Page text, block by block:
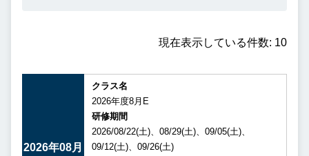
現在表示している件数: 10
2026年08月
クラス名
2026年度8月E
研修期間
2026/08/22(土)、08/29(土)、09/05(土)、
09/12(土)、09/26(土)